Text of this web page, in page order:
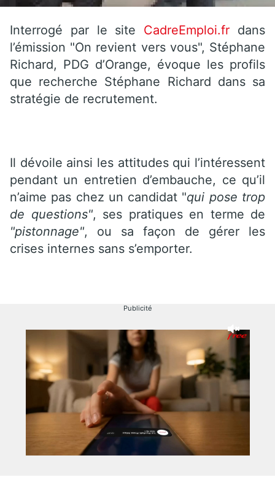
Interrogé par le site CadreEmploi.fr dans
l’émission "On revient vers vous", Stéphane
Richard, PDG d’Orange, évoque les profils
que recherche Stéphane Richard dans sa
stratégie de recrutement.
Il dévoile ainsi les attitudes qui l’intéressent
pendant un entretien d’embauche, ce qu’il
n’aime pas chez un candidat "qui pose trop
de questions", ses pratiques en terme de
"pistonnage", ou sa façon de gérer les
crises internes sans s’emporter.
Publicité